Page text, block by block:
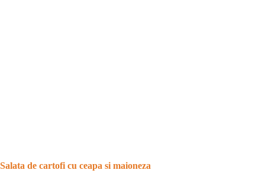
Salata de cartofi cu ceapa si maioneza